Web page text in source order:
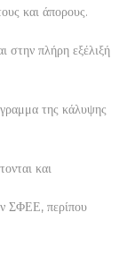
και άπορους.
στην πλήρη εξέλιξή
της κάλυψης
και
ΣΦΕΕ, περίπου